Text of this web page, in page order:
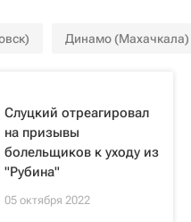
Динамо (Махачкала)
Слуцкий отреагировал
на призывы
болельщиков к уходу из
"Рубина"
05 октября 2022